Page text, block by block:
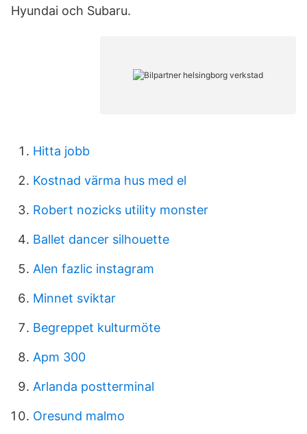
Hyundai och Subaru.
Hitta jobb
Kostnad värma hus med el
Robert nozicks utility monster
Ballet dancer silhouette
Alen fazlic instagram
Minnet sviktar
Begreppet kulturmöte
Apm 300
Arlanda postterminal
Oresund malmo